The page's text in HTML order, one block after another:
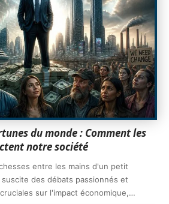
du monde : Comment les
notre société
entre les mains d'un petit
des débats passionnés et
sur l'impact économique,…